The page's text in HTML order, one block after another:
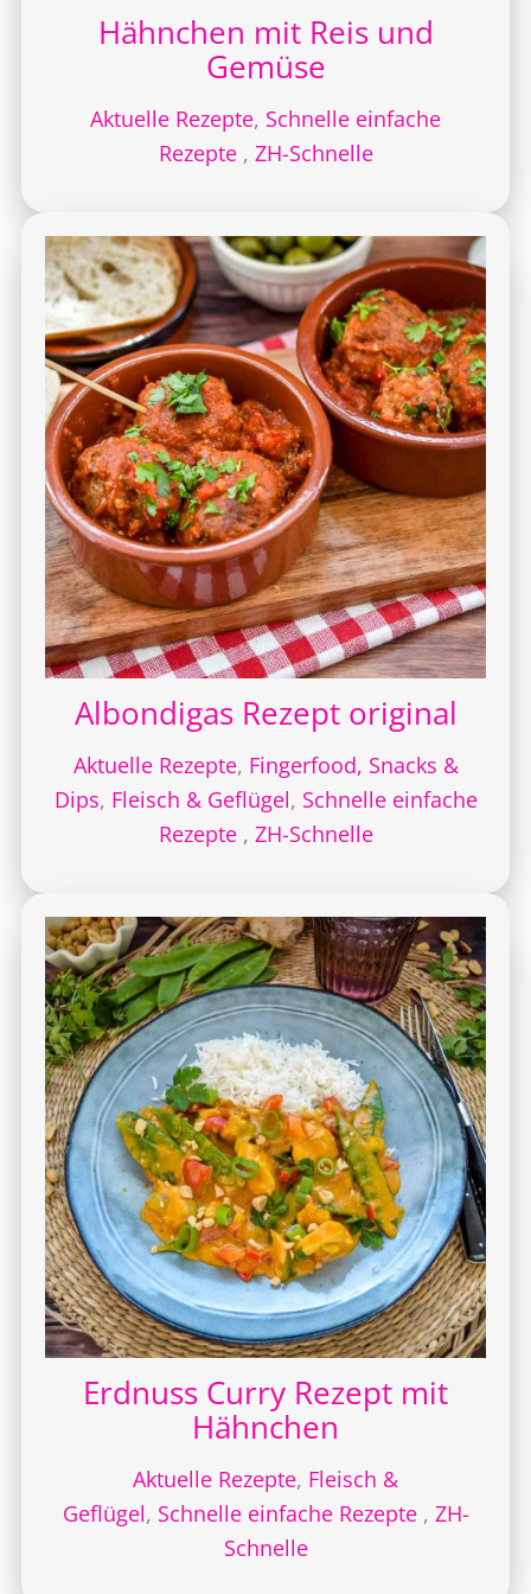
Hähnchen mit Reis und
Gemüse
Aktuelle Rezepte, Schnelle einfache
Rezepte , ZH-Schnelle
Albondigas Rezept original
Aktuelle Rezepte, Fingerfood, Snacks &
Dips, Fleisch & Geflügel, Schnelle einfache
Rezepte , ZH-Schnelle
Erdnuss Curry Rezept mit
Hähnchen
Aktuelle Rezepte, Fleisch &
Geflügel, Schnelle einfache Rezepte , ZH-
Schnelle